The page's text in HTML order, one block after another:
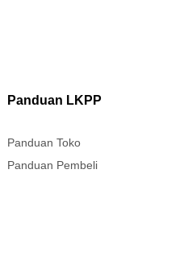
Panduan LKPP
Panduan Toko
Panduan Pembeli